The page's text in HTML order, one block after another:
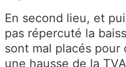
En second lieu, et
pas répercuté la
sont mal placés pour
une hausse de la